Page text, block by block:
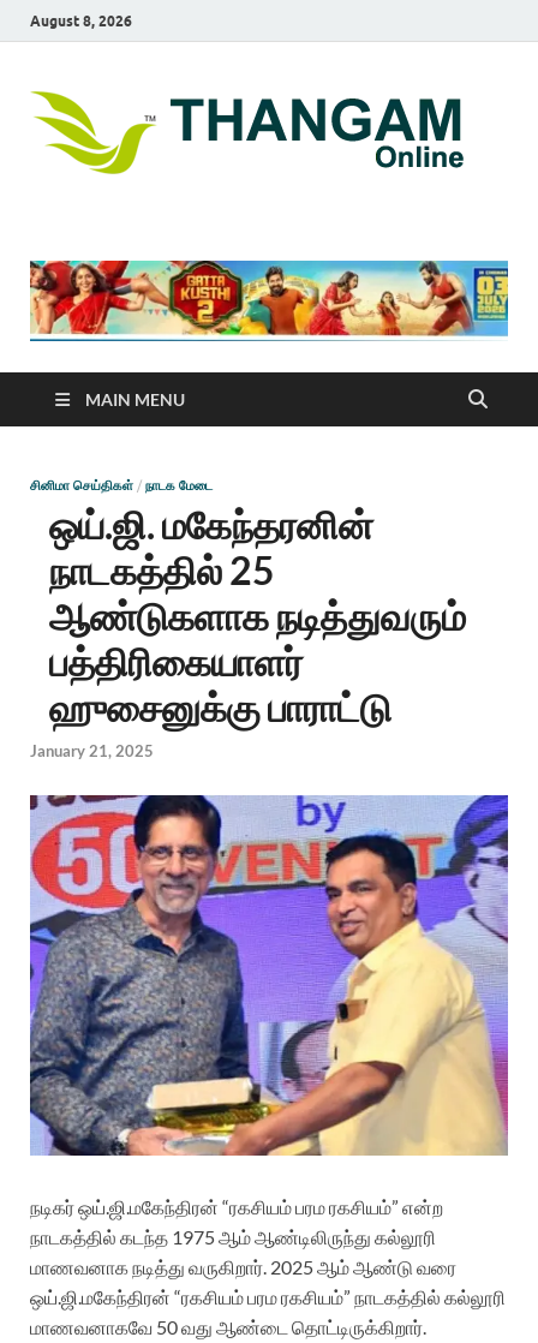
August 8, 2026
MAIN MENU
சினிமா செய்திகள் / நாடக மேடை
ஒய்.ஜி. மகேந்தரனின்
நாடகத்தில் 25
ஆண்டுகளாக நடித்துவரும்
பத்திரிகையாளர்
ஹுசைனுக்கு பாராட்டு
January 21, 2025
நடிகர் ஒய்.ஜி.மகேந்திரன் “ரகசியம் பரம ரகசியம்” என்ற
நாடகத்தில் கடந்த 1975 ஆம் ஆண்டிலிருந்து கல்லூரி
மாணவனாக நடித்து வருகிறார். 2025 ஆம் ஆண்டு வரை
ஒய்.ஜி.மகேந்திரன் “ரகசியம் பரம ரகசியம்” நாடகத்தில் கல்லூரி
மாணவனாகவே 50 வது ஆண்டை தொட்டிருக்கிறார்.